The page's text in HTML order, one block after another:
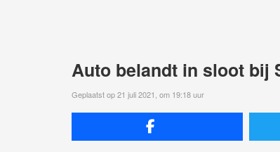
Auto belandt in sloot bij
Geplaatst op 21 juli 2021, om 19:18 uur